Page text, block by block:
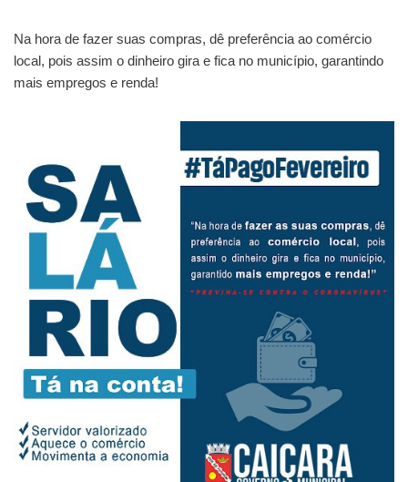
Na hora de fazer suas compras, dê preferência ao comércio
local, pois assim o dinheiro gira e fica no município, garantindo
mais empregos e renda!